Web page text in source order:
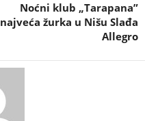
Noćni klub „Tarapana”
najveća žurka u Nišu Slađa
Allegro